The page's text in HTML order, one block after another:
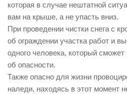
которая в случае нештатной
вам на крыше, а не упасть вниз.
При проведении чистки снега с
об ограждении участка работ и
одного человека, который
об опасности.
Также опасно для жизни
наледи, находясь в этот момент